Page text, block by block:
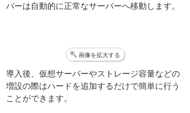
バーは自動的に正常なサーバーへ移動します。
画像を拡大する
導入後、仮想サーバーやストレージ容量などの
増設の際はハードを追加するだけで簡単に行う
ことができます。